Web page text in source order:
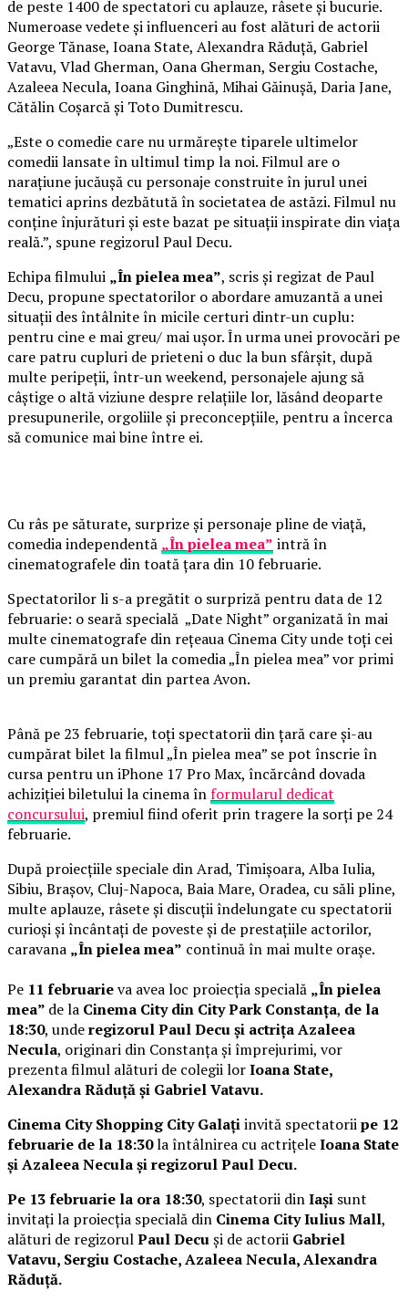
de peste 1400 de spectatori cu aplauze, râsete și bucurie.
Numeroase vedete și influenceri au fost alături de actorii
George Tănase, Ioana State, Alexandra Răduță, Gabriel
Vatavu, Vlad Gherman, Oana Gherman, Sergiu Costache,
Azaleea Necula, Ioana Ginghină, Mihai Găinușă, Daria Jane,
Cătălin Coșarcă și Toto Dumitrescu.
„Este o comedie care nu urmărește tiparele ultimelor
comedii lansate în ultimul timp la noi. Filmul are o
narațiune jucăușă cu personaje construite în jurul unei
tematici aprins dezbătută în societatea de astăzi. Filmul nu
conține înjurături și este bazat pe situații inspirate din viața
reală.”, spune regizorul Paul Decu.
Echipa filmului „În pielea mea”, scris și regizat de Paul
Decu, propune spectatorilor o abordare amuzantă a unei
situații des întâlnite în micile certuri dintr-un cuplu:
pentru cine e mai greu/ mai ușor. În urma unei provocări pe
care patru cupluri de prieteni o duc la bun sfârșit, după
multe peripeții, într-un weekend, personajele ajung să
câștige o altă viziune despre relațiile lor, lăsând deoparte
presupunerile, orgoliile și preconcepțiile, pentru a încerca
să comunice mai bine între ei.
Cu râs pe săturate, surprize și personaje pline de viață,
comedia independentă „În pielea mea” intră în
cinematografele din toată țara din 10 februarie.
Spectatorilor li s-a pregătit o surpriză pentru data de 12
februarie: o seară specială „Date Night” organizată în mai
multe cinematografe din rețeaua Cinema City unde toți cei
care cumpără un bilet la comedia „În pielea mea” vor primi
un premiu garantat din partea Avon.
Până pe 23 februarie, toți spectatorii din țară care și-au
cumpărat bilet la filmul „În pielea mea” se pot înscrie în
cursa pentru un iPhone 17 Pro Max, încărcând dovada
achiziției biletului la cinema înformularul dedicat
concursului, premiul fiind oferit prin tragere la sorți pe 24
februarie.
După proiecțiile speciale din Arad, Timișoara, Alba Iulia,
Sibiu, Brașov, Cluj-Napoca, Baia Mare, Oradea, cu săli pline,
multe aplauze, râsete și discuții îndelungate cu spectatorii
curioși și încântați de poveste și de prestațiile actorilor,
caravana „În pielea mea” continuă în mai multe orașe.
Pe 11 februarieva avea loc proiecția specială „În pielea
mea” de la Cinema City din City Park Constanța, de la
18:30, underegizorul Paul Decu și actrița Azaleea
Necula, originari din Constanța și împrejurimi, vor
prezenta filmul alături de colegii lorIoana State,
Alexandra Răduță și Gabriel Vatavu.
Cinema City Shopping City Galațiinvită spectatoriipe 12
februarie de la 18:30la întâlnirea cu actrițeleIoana State
și Azaleea Necula și regizorul Paul Decu.
Pe 13 februarie la ora 18:30, spectatorii dinIași sunt
invitați la proiecția specială din Cinema City Iulius Mall,
alături de regizorulPaul Decuși de actorii Gabriel
Vatavu, Sergiu Costache, Azaleea Necula, Alexandra
Răduță.